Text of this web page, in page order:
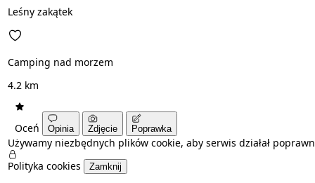
Leśny zakątek
Camping nad morzem
4.2 km
Oceń Opinia Zdjęcie Poprawka
Używamy niezbędnych plików cookie, aby serwis działał
Polityka cookies
Zamknij